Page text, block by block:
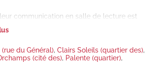
communication en salle de lecture est
(rue du Général), Clairs Soleils (quartier des),
(cité des), Palente (quartier),